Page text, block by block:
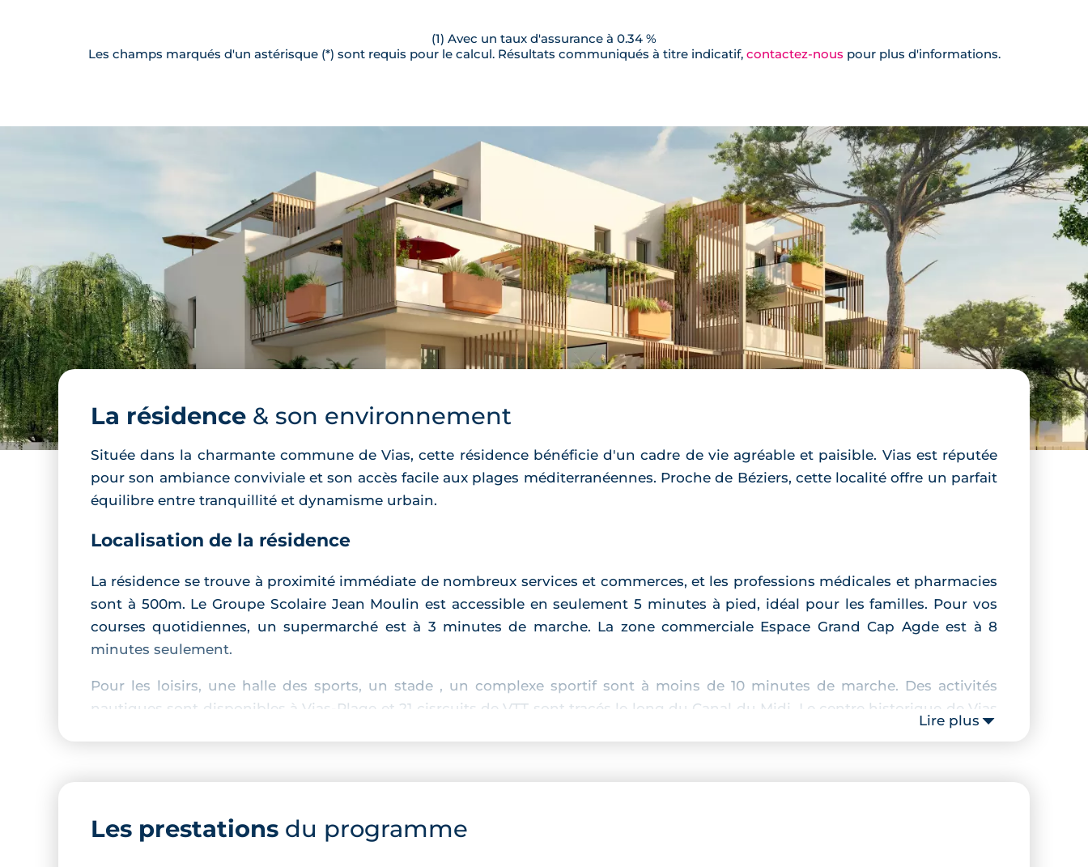
(1) Avec un taux d'assurance à 0.34 %
Les champs marqués d'un astérisque (*) sont requis pour le calcul. Résultats communiqués à titre indicatif, contactez-nous pour plus d'informations.
La résidence & son environnement
Située dans la charmante commune de Vias, cette résidence bénéficie d'un cadre de vie agréable et paisible. Vias est réputée
pour son ambiance conviviale et son accès facile aux plages méditerranéennes. Proche de Béziers, cette localité offre un parfait
équilibre entre tranquillité et dynamisme urbain.
Localisation de la résidence
La résidence se trouve à proximité immédiate de nombreux services et commerces, et les professions médicales et pharmacies
sont à 500m. Le Groupe Scolaire Jean Moulin est accessible en seulement 5 minutes à pied, idéal pour les familles. Pour vos
courses quotidiennes, un supermarché est à 3 minutes de marche. La zone commerciale Espace Grand Cap Agde est à 8
minutes seulement.
Pour les loisirs, une halle des sports, un stade , un complexe sportif sont à moins de 10 minutes de marche. Des activités
nautiques sont disponibles à Vias-Plage et 21 cisrcuits de VTT sont tracés le long du Canal du Midi. Le centre historique de Vias
balcons ou de loggias, offrant des espaces extérieurs privatifs pour profiter du climat méditerranéen. Le stationnement est
Lire plus
Les prestations du programme